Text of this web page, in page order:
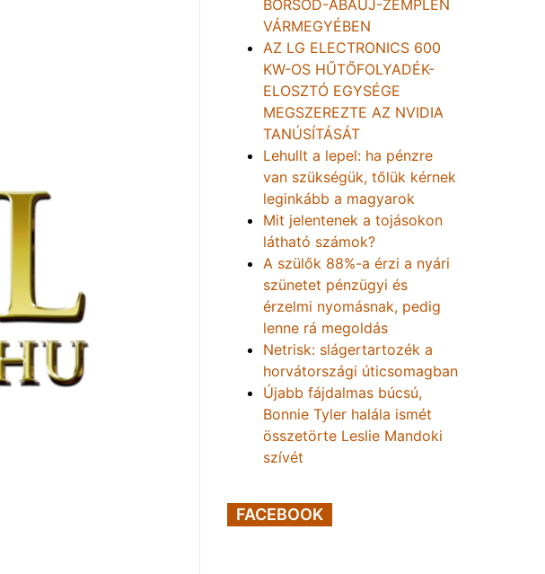
BORSOD-ABAÚJ-ZEMPLÉN
VÁRMEGYÉBEN
AZ LG ELECTRONICS 600
KW-OS HŰTŐFOLYADÉK-
ELOSZTÓ EGYSÉGE
MEGSZEREZTE AZ NVIDIA
TANÚSÍTÁSÁT
Lehullt a lepel: ha pénzre
van szükségük, tőlük kérnek
leginkább a magyarok
Mit jelentenek a tojásokon
látható számok?
A szülők 88%-a érzi a nyári
szünetet pénzügyi és
érzelmi nyomásnak, pedig
lenne rá megoldás
Netrisk: slágertartozék a
horvátországi úticsomagban
Újabb fájdalmas búcsú,
Bonnie Tyler halála ismét
összetörte Leslie Mandoki
szívét
FACEBOOK